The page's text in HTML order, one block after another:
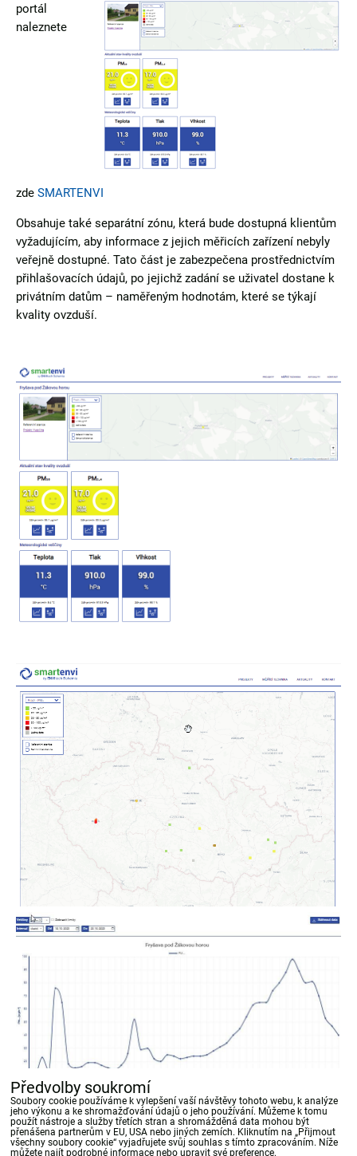
portál
naleznete
zde SMARTENVI
Obsahuje také separátní zónu, která bude dostupná klientům
vyžadujícím, aby informace z jejich měřicích zařízení nebyly
veřejně dostupné. Tato část je zabezpečena prostřednictvím
přihlašovacích údajů, po jejichž zadání se uživatel dostane k
privátním datům – naměřeným hodnotám, které se týkají
kvality ovzduší.
FacebookTwitter BlueskyPinterestReddit LinkedInWhatsApp
E-
mail
Předvolby soukromí
Soubory cookie používáme k vylepšení vaší návštěvy tohoto webu, k analýze
jeho výkonu a ke shromažďování údajů o jeho používání. Můžeme k tomu
použít nástroje a služby třetích stran a shromážděná data mohou být
přenášena partnerům v EU, USA nebo jiných zemích. Kliknutím na „Přijmout
všechny soubory cookie“ vyjadřujete svůj souhlas s tímto zpracováním. Níže
můžete najít podrobné informace nebo upravit své preference.